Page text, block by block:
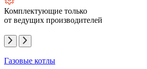
Комплектующие только
от ведущих производителей
Газовые котлы